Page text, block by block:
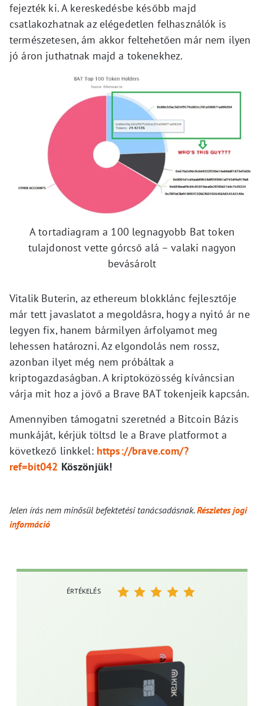
fejezték ki. A kereskedésbe később majd
csatlakozhatnak az elégedetlen felhasználók is
természetesen, ám akkor feltehetően már nem ilyen
jó áron juthatnak majd a tokenekhez.
A tortadiagram a 100 legnagyobb Bat token
tulajdonost vette górcső alá – valaki nagyon
bevásárolt
Vitalik Buterin, az ethereum blokklánc fejlesztője
már tett javaslatot a megoldásra, hogy a nyitó ár ne
legyen fix, hanem bármilyen árfolyamot meg
lehessen határozni. Az elgondolás nem rossz,
azonban ilyet még nem próbáltak a
kriptogazdaságban. A kriptoközösség kíváncsian
várja mit hoz a jövő a Brave BAT tokenjeik kapcsán.
Amennyiben támogatni szeretnéd a Bitcoin Bázis
munkáját, kérjük töltsd le a Brave platformot a
következő linkkel: https://brave.com/?
ref=bit042 Köszönjük!
Jelen írás nem minősül befektetési tanácsadásnak.Részletes jogi
információ
ÉRTÉKELÉS